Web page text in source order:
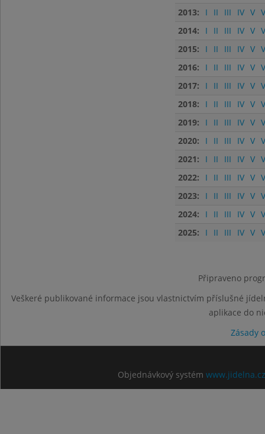
2013:
I II III IV V
2014:
I II III IV V
2015:
I II III IV V
2016:
I II III IV V
2017:
I II III IV V
2018:
I II III IV V
2019:
I II III IV V
2020:
I II III IV V
2021:
I II III IV V
2022:
I II III IV V
2023:
I II III IV V
2024:
I II III IV V
2025:
I II III IV V
Připraveno
Veškeré publikované informace jsou vlastnictvím příslušné
aplikace do
Zásady
Objednávkový systém www.jidelna.cz